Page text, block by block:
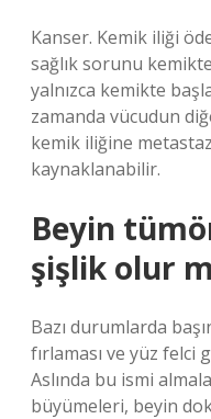
Kanser. Kemik iliği
sağlık sorunu
yalnızca kemikte
zamanda vücudun
kemik iliğine
kaynaklanabilir.
Beyin
şişlik olur
Bazı durumlarda
fırlaması ve yüz
Aslında bu ismi
büyümeleri, beyin